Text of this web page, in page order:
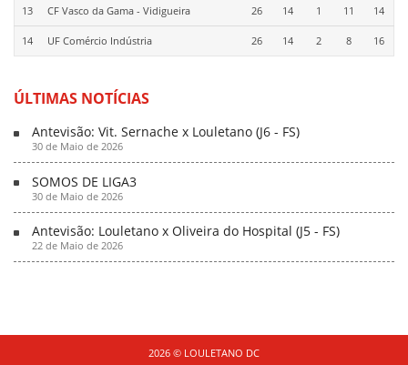
13 CF Vasco da Gama - Vidigueira 26 14 1 11 14
14 UF Comércio Indústria 26 14 2 8 16
ÚLTIMAS NOTÍCIAS
Antevisão: Vit. Sernache x Louletano (J6 - FS)
30 de Maio de 2026
SOMOS DE LIGA3
30 de Maio de 2026
Antevisão: Louletano x Oliveira do Hospital (J5 - FS)
22 de Maio de 2026
2026 © LOULETANO DC